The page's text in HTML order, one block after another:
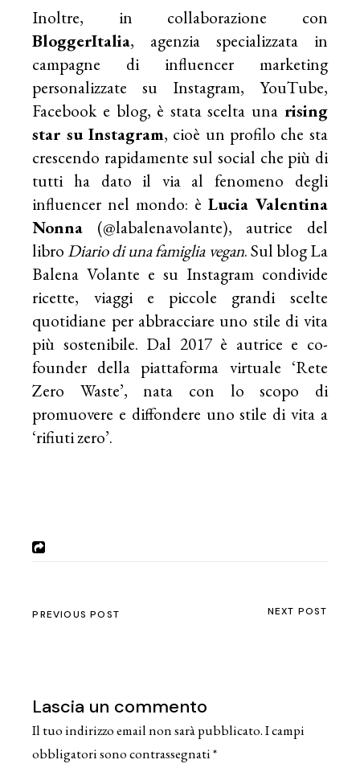
Inoltre, in collaborazione con
BloggerItalia, agenzia specializzata in
campagne di influencer marketing
personalizzate su Instagram, YouTube,
Facebook e blog, è stata scelta una rising
star su Instagram, cioè un profilo che sta
crescendo rapidamente sul social che più di
tutti ha dato il via al fenomeno degli
influencer nel mondo: è Lucia Valentina
Nonna (@labalenavolante), autrice del
libroDiario di una famiglia vegan. Sul blog La
Balena Volante e su Instagram condivide
ricette, viaggi e piccole grandi scelte
quotidiane per abbracciare uno stile di vita
più sostenibile. Dal 2017 è autrice e co-
founder della piattaforma virtuale ‘Rete
Zero Waste’, nata con lo scopo di
promuovere e diffondere uno stile di vita a
‘rifiuti zero’.
PREVIOUS POST NEXT POST
Lascia un commento
Il tuo indirizzo email non sarà pubblicato.I campi
obbligatori sono contrassegnati*